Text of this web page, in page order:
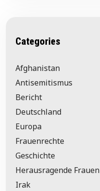
Categories
Afghanistan
Antisemitismus
Bericht
Deutschland
Europa
Frauenrechte
Geschichte
Herausragende Frauen
Irak